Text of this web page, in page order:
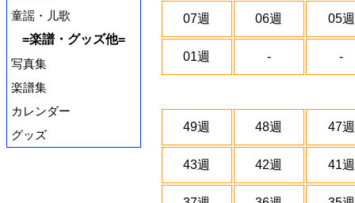
童謡・儿歌
=楽譜・グッズ他=
写真集
楽譜集
カレンダー
グッズ
07週 06週 05週
01週 - -
49週 48週 47週
43週 42週 41週